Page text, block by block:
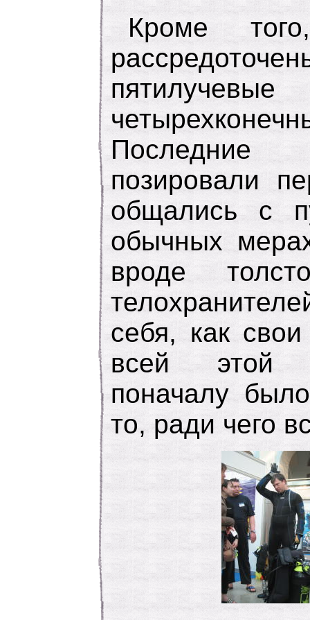
Кроме
Последние
позировали
общались с
обычных
вроде
себя, как
всей этой
поначалу
то, ради чего